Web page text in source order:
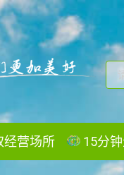
经营场所 15分